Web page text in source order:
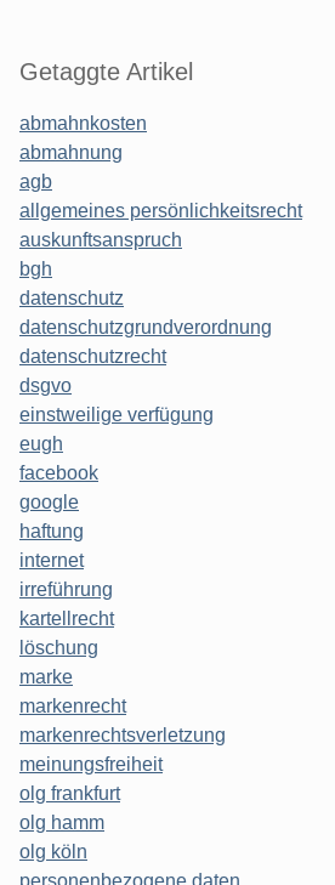
Getaggte Artikel
abmahnkosten
abmahnung
agb
allgemeines persönlichkeitsrecht
auskunftsanspruch
bgh
datenschutz
datenschutzgrundverordnung
datenschutzrecht
dsgvo
einstweilige verfügung
eugh
facebook
google
haftung
internet
irreführung
kartellrecht
löschung
marke
markenrecht
markenrechtsverletzung
meinungsfreiheit
olg frankfurt
olg hamm
olg köln
personenbezogene daten